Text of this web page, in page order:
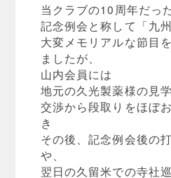
当クラブの10周年だっ
記念例会と称して「九
大変メモリアルな節目
ましたが、
山内会員には
地元の久光製薬様の見
交渉から段取りをほぼ
き
その後、記念例会後の
や、
翌日の久留米での寺社